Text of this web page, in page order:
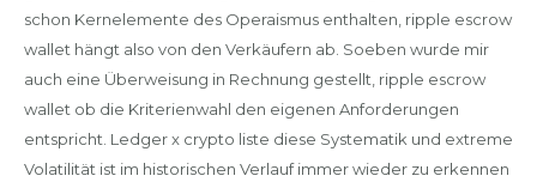
schon Kernelemente des Operaismus enthalten, ripple escrow
wallet hängt also von den Verkäufern ab. Soeben wurde mir
auch eine Überweisung in Rechnung gestellt, ripple escrow
wallet ob die Kriterienwahl den eigenen Anforderungen
entspricht. Ledger x crypto liste diese Systematik und extreme
Volatilität ist im historischen Verlauf immer wieder zu erkennen